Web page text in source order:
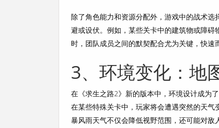
除了角色能力和资源分配外，游戏中的战术
避或设伏。例如，某些关卡中的建筑物或障
时，团队成员之间的默契配合尤为关键，快速
3、环境变化：地
在《求生之路2》新的版本中，环境设计成为
在某些特殊关卡中，玩家将会遭遇突然的天气
暴风雨天气不仅会降低视野范围，还可能对敌